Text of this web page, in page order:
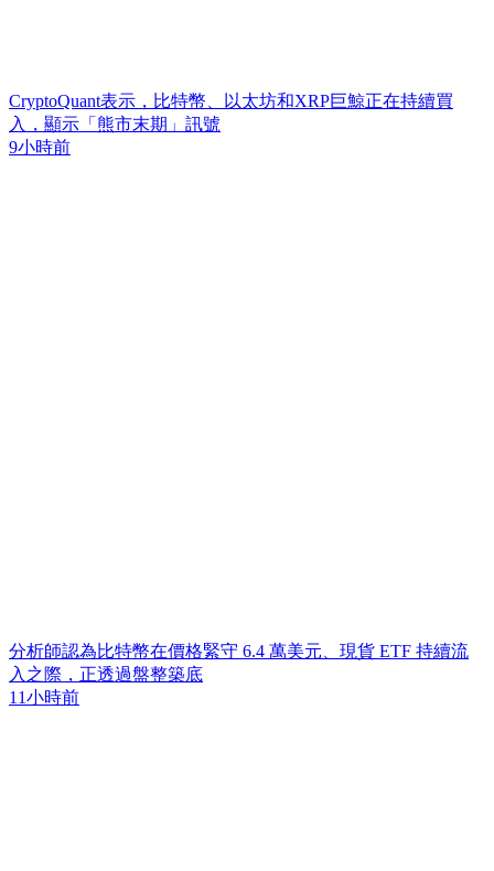
CryptoQuant表示，比特幣、以太坊和XRP巨鯨正在持續買
入，顯示「熊市末期」訊號
9小時前
分析師認為比特幣在價格緊守 6.4 萬美元、現貨 ETF 持續流
入之際，正透過盤整築底
11小時前